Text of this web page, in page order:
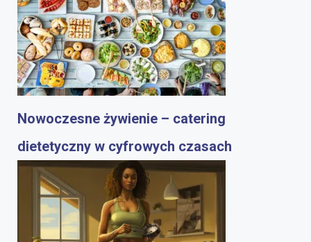
Nowoczesne żywienie – catering
dietetyczny w cyfrowych czasach